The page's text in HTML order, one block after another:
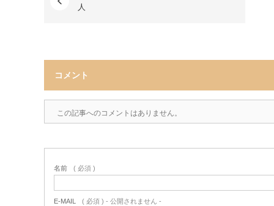
人
コメント
この記事へのコメントはありません。
名前 ( 必須 )
E-MAIL ( 必須 ) - 公開されません -